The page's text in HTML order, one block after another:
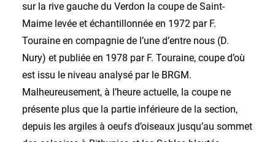
sur la rive gauche du Verdon la coupe de Saint-
Maime levée et échantillonnée en 1972 par F.
Touraine en compagnie de l’une d’entre nous (D.
Nury) et publiée en 1978 par F. Touraine, coupe d’où
est issu le niveau analysé par le BRGM.
Malheureusement, à l’heure actuelle, la coupe ne
présente plus que la partie inférieure de la section,
depuis les argiles à oeufs d’oiseaux jusqu’au sommet